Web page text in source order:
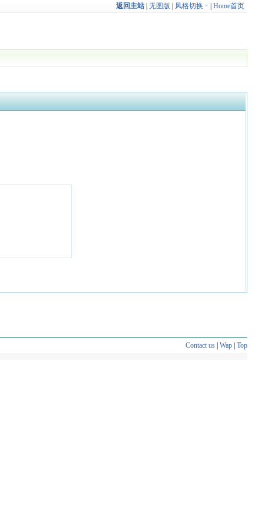
返回主站| 无图版 风格切换 Home首页
Contact us| Wap| Top